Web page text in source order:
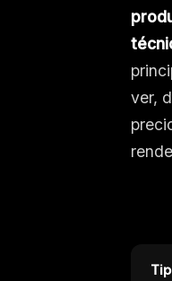
ver,